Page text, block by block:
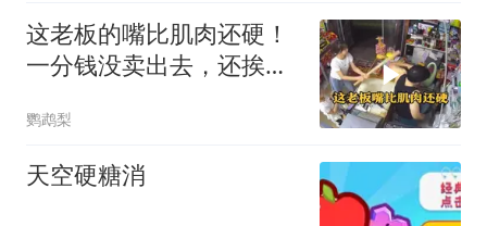
这老板的嘴比肌肉还硬！
一分钱没卖出去，还挨一
鹦鹉梨
天空硬糖消